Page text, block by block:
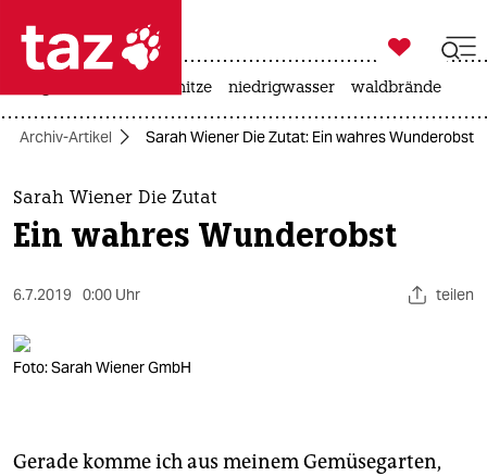
 taz zahl ich
taz zahl ich
themen
politik
öko
gesellschaft

taz zahl ich
hitze niedrigwasser waldbrände
Archiv-Artikel Sarah Wiener Die Zutat: Ein wahres Wunderobst
Sarah Wiener Die Zutat
Ein wahres Wunderobst
6.7.2019 0:00 Uhr teilen
Foto: Sarah Wiener GmbH
Gerade komme ich aus meinem Gemüsegarten,